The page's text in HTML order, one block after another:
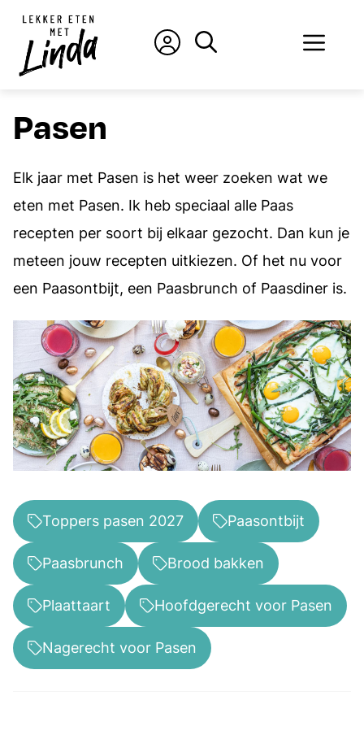
naar
Pasen
Elk jaar met Pasen is het weer zoeken wat we
eten met Pasen. Ik heb speciaal alle Paas
recepten per soort bij elkaar gezocht. Dan kun je
meteen jouw recepten uitkiezen. Of het nu voor
een Paasontbijt, een Paasbrunch of Paasdiner is.
Toppers pasen 2027 Paasontbijt
Paasbrunch Brood bakken
Plaattaart Hoofdgerecht voor Pasen
Nagerecht voor Pasen